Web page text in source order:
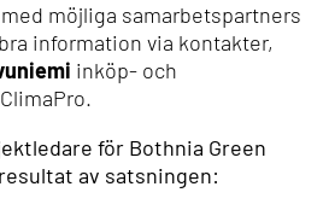
möjliga samarbetspartners
information via kontakter,
inköp- och
för Bothnia Green
av satsningen: